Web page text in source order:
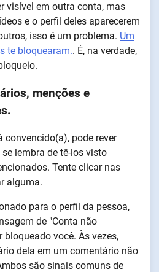
visível em outra conta, mas
e o perfil deles aparecerem
isso é um problema. Um
te bloquearam.. É, na verdade,
menções e
convencido(a), pode rever
lembra de tê-los visto
Tente clicar nas
alguma.
para o perfil da pessoa,
de "Conta não
bloqueado você. Às vezes,
dela em um comentário não
são sinais comuns de